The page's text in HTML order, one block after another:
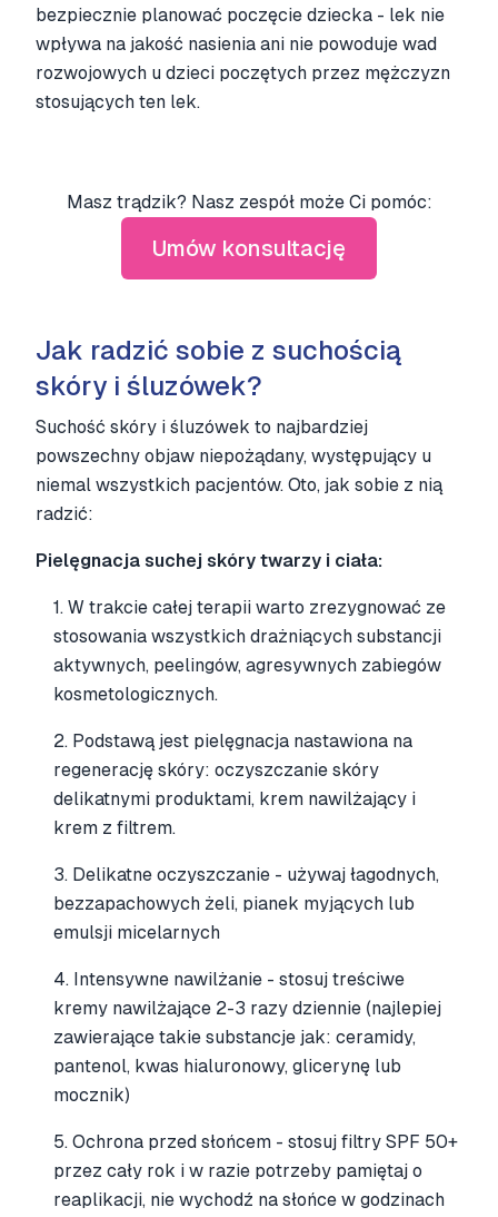
bezpiecznie planować poczęcie dziecka - lek nie
wpływa na jakość nasienia ani nie powoduje wad
rozwojowych u dzieci poczętych przez mężczyzn
stosujących ten lek.
Masz trądzik? Nasz zespół może Ci pomóc:
Umów konsultację
Jak radzić sobie z suchością
skóry i śluzówek?
Suchość skóry i śluzówek to najbardziej
powszechny objaw niepożądany, występujący u
niemal wszystkich pacjentów. Oto, jak sobie z nią
radzić:
Pielęgnacja suchej skóry twarzy i ciała:
1. W trakcie całej terapii warto zrezygnować ze
stosowania wszystkich drażniących substancji
aktywnych, peelingów, agresywnych zabiegów
kosmetologicznych.
2. Podstawą jest pielęgnacja nastawiona na
regenerację skóry: oczyszczanie skóry
delikatnymi produktami, krem nawilżający i
krem z filtrem.
3. Delikatne oczyszczanie - używaj łagodnych,
bezzapachowych żeli, pianek myjących lub
emulsji micelarnych
4. Intensywne nawilżanie - stosuj treściwe
kremy nawilżające 2-3 razy dziennie (najlepiej
zawierające takie substancje jak: ceramidy,
pantenol, kwas hialuronowy, glicerynę lub
mocznik)
5. Ochrona przed słońcem - stosuj filtry SPF 50+
przez cały rok i w razie potrzeby pamiętaj o
reaplikacji, nie wychodź na słońce w godzinach